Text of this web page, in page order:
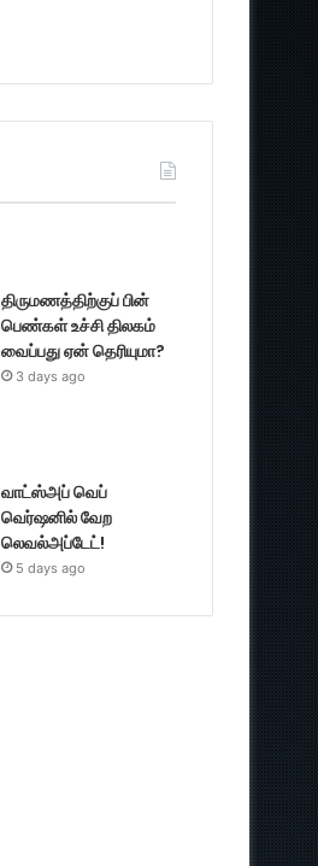
திருமணத்திற்குப் பின்
பெண்கள் உச்சி திலகம்
வைப்பது ஏன் தெரியுமா?
3 days ago
வாட்ஸ்அப் வெப்
வெர்ஷனில் வேற
லெவல்அப்டேட்!
5 days ago